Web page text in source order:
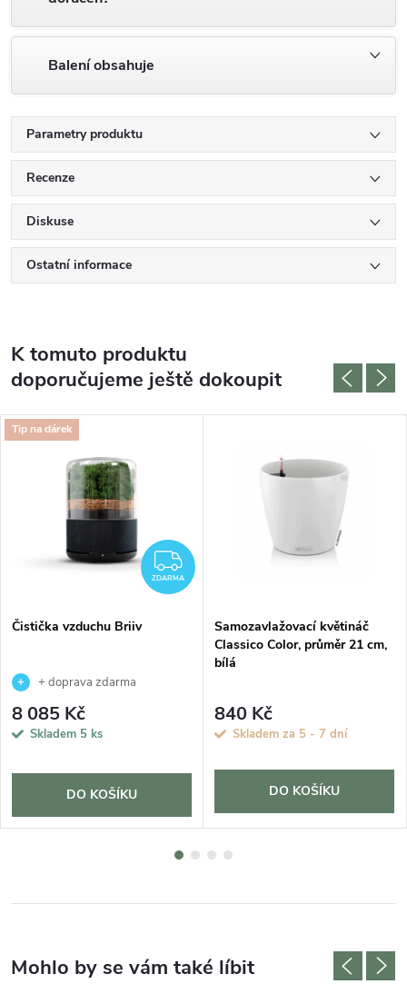
Balení obsahuje
Parametry produktu
Recenze
Diskuse
Ostatní informace
K tomuto produktu
doporučujeme ještě dokoupit
Tip na dárek
ZDARMA
ZDARMA
Čistička vzduchu Briiv
+ doprava zdarma
8 085 Kč
Skladem 5 ks
DO KOŠÍKU
Samozavlažovací květináč
Classico Color, průměr 21 cm,
bílá
840 Kč
Skladem za 5 - 7 dní
DO KOŠÍKU